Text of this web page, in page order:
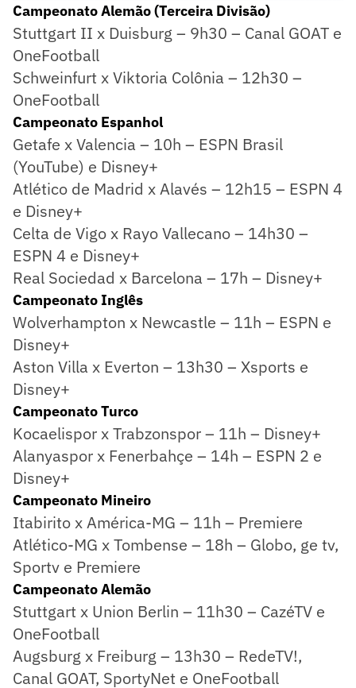
Campeonato Alemão (Terceira Divisão)
Stuttgart II x Duisburg – 9h30 – Canal GOAT e
OneFootball
Schweinfurt x Viktoria Colônia – 12h30 –
OneFootball
Campeonato Espanhol
Getafe x Valencia – 10h – ESPN Brasil
(YouTube) e Disney+
Atlético de Madrid x Alavés – 12h15 – ESPN 4
e Disney+
Celta de Vigo x Rayo Vallecano – 14h30 –
ESPN 4 e Disney+
Real Sociedad x Barcelona – 17h – Disney+
Campeonato Inglês
Wolverhampton x Newcastle – 11h – ESPN e
Disney+
Aston Villa x Everton – 13h30 – Xsports e
Disney+
Campeonato Turco
Kocaelispor x Trabzonspor – 11h – Disney+
Alanyaspor x Fenerbahçe – 14h – ESPN 2 e
Disney+
Campeonato Mineiro
Itabirito x América-MG – 11h – Premiere
Atlético-MG x Tombense – 18h – Globo, ge tv,
Sportv e Premiere
Campeonato Alemão
Stuttgart x Union Berlin – 11h30 – CazéTV e
OneFootball
Augsburg x Freiburg – 13h30 – RedeTV!,
Canal GOAT, SportyNet e OneFootball